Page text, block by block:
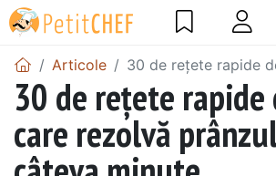
Articole 30 de rețete rapide
30 de rețete rapide
care rezolvă